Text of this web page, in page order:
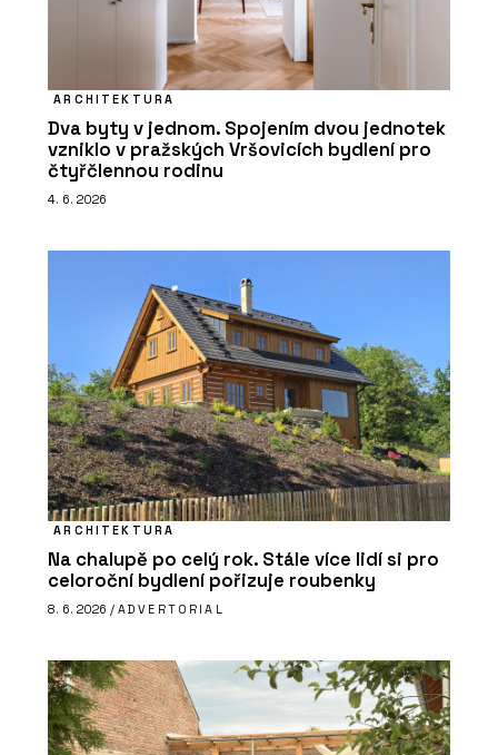
ARCHITEKTURA
Dva byty v jednom. Spojením dvou jednotek
vzniklo v pražských Vršovicích bydlení pro
čtyřčlennou rodinu
4. 6. 2026
ARCHITEKTURA
Na chalupě po celý rok. Stále více lidí si pro
celoroční bydlení pořizuje roubenky
8. 6. 2026 / ADVERTORIAL